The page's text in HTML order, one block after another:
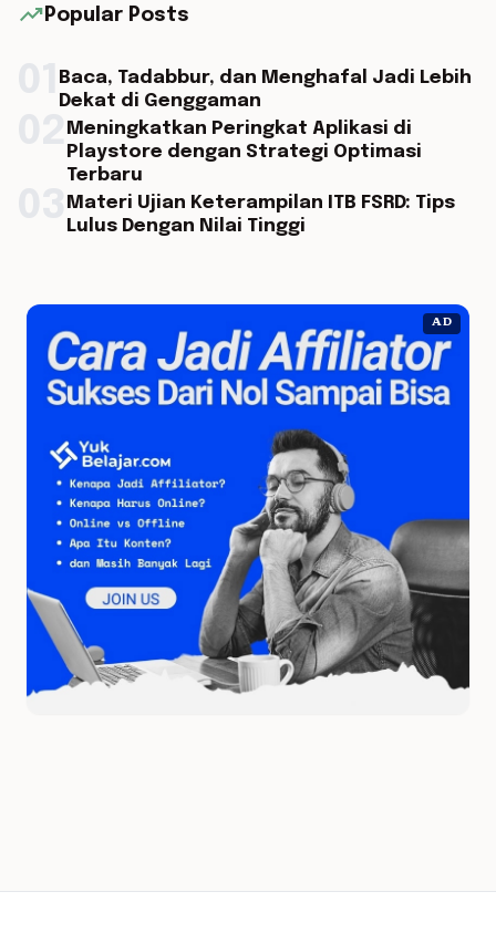
trending_up Popular Posts
Baca, Tadabbur, dan Menghafal Jadi Lebih
Dekat di Genggaman
Meningkatkan Peringkat Aplikasi di
Playstore dengan Strategi Optimasi
Terbaru
Materi Ujian Keterampilan ITB FSRD: Tips
Lulus Dengan Nilai Tinggi
AD